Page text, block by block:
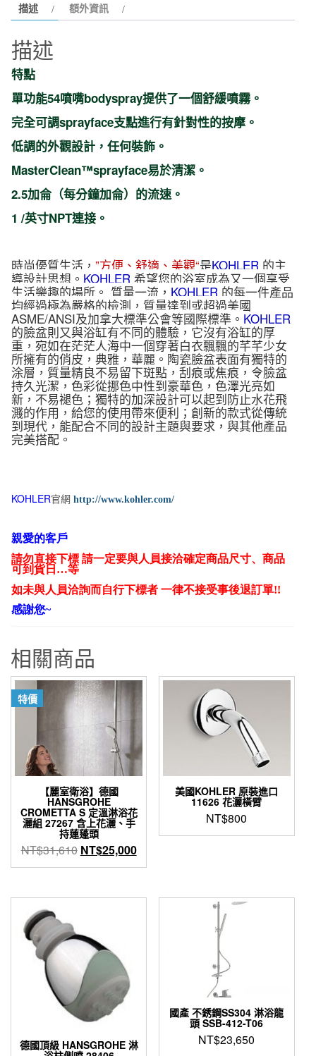
型
體
按
摩
格
22
K-
8003T-
CP
量
描述 額外資訊
描述
特點
單功能54噴嘴bodyspray提供了一個舒緩噴霧。
完全可調sprayface支點進行有針對性的按摩。
低調的外觀設計，任何裝飾。
MasterClean™sprayface易於清潔。
2.5加侖（每分鐘加侖）的流速。
1 /英寸NPT連接。
時尚優質生活， ”方便、舒適、美觀“是KOHLER 的主
導設計思想。 KOHLER 希望您的浴室成為又一個享受
生活樂趣的場所。 質量一流， KOHLER 的每一件產品
均經過極為嚴格的檢測，質量達到或超過美國
ASME/ANSI及加拿大標準公會等國際標準。 KOHLER
的臉盆則又與浴缸有不同的體驗，它沒有浴缸的厚
重，宛如在茫茫人海中一個穿著白衣飄飄的芊芊少女
所擁有的俏皮，典雅，華麗。陶瓷臉盆表面有獨特的
涂層，質量精良不易留下斑點，刮痕或焦痕，令臉盆
持久光潔，色彩從挪色中性到豪華色，色澤光亮如
新，不易褪色；獨特的加深設計可以起到防止水花飛
濺的作用，給您的使用帶來便利；創新的款式從傳統
到現代，能配合不同的設計主題與要求，與其他產品
完美搭配。
KOHLER官網 http://www.kohler.com/
親愛的客戶
請勿直接下標 請一定要與人員接洽確定商品尺寸、商品
可到貨日…等
如未與人員洽詢而自行下標者 一律不接受事後退訂單!!
感謝您~
相關商品
特價
【麗室衛浴】德國
HANSGROHE
CROMETTA S 定溫淋浴花
灑組 27267 含上花灑、手
持蓮蓬頭
NT$31,610 原
始
格：
NT$25,000目
前
格：
美國KOHLER 原裝進口
11626 花灑橫臂
NT$800
德國頂級 HANSGROHE 淋
國產 不銹鋼SS304 淋浴龍
頭 SSB-412-T06
NT$23,650